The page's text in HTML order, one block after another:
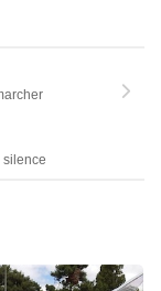
silence